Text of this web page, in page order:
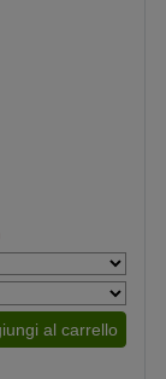
al carrello